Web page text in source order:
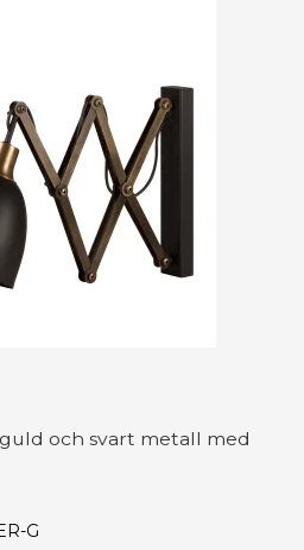
och svart metall med
G